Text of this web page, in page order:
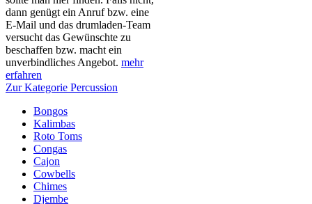
dann genügt ein Anruf bzw. eine
E-Mail und das drumladen-Team
versucht das Gewünschte zu
beschaffen bzw. macht ein
unverbindliches Angebot. mehr
erfahren
Zur Kategorie Percussion
Bongos
Kalimbas
Roto Toms
Congas
Cajon
Cowbells
Chimes
Djembe